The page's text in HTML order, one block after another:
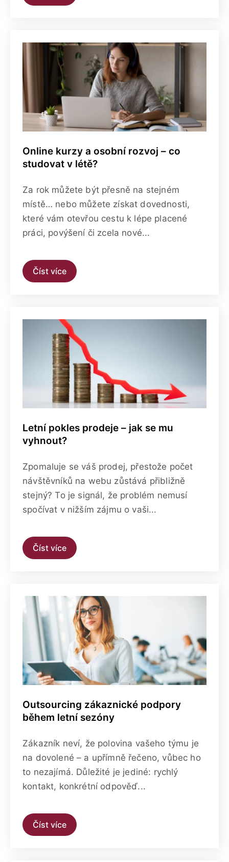
Online kurzy a osobní rozvoj – co
studovat v létě?
Za rok můžete být přesně na stejném
místě… nebo můžete získat dovednosti,
které vám otevřou cestu k lépe placené
práci, povýšení či zcela nové...
Číst více
Letní pokles prodeje – jak se mu
vyhnout?
Zpomaluje se váš prodej, přestože počet
návštěvníků na webu zůstává přibližně
stejný? To je signál, že problém nemusí
spočívat v nižším zájmu o vaši...
Číst více
Outsourcing zákaznické podpory
během letní sezóny
Zákazník neví, že polovina vašeho týmu je
na dovolené – a upřímně řečeno, vůbec ho
to nezajímá. Důležité je jediné: rychlý
kontakt, konkrétní odpověď...
Číst více